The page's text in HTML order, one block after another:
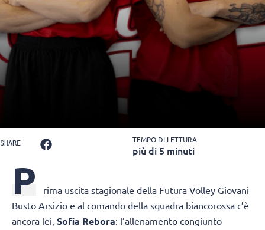
SHARE TEMPO DI LETTURA
più di 5 minuti
P
rima uscita stagionale della Futura Volley Giovani
Busto Arsizio e al comando della squadra biancorossa c’è
ancora lei, Sofia Rebora: l’allenamento congiunto